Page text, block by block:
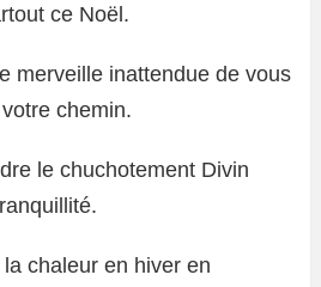
ce Noël.
merveille inattendue de vous
chemin.
le chuchotement Divin
chaleur en hiver en